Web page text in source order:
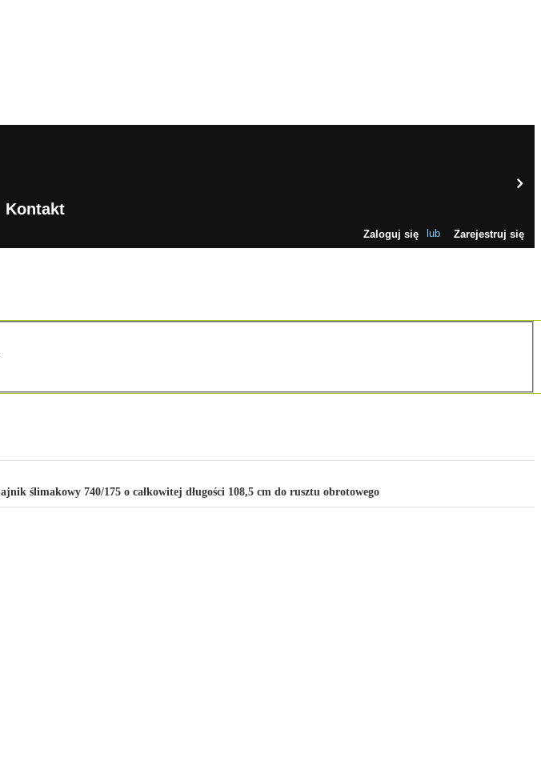
Kontakt
Zaloguj się lub Zarejestruj się
ślimakowy 740/175 o całkowitej długości 108,5 cm do rusztu obrotowego